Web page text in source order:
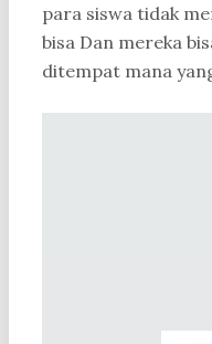
para siswa tidak
bisa Dan mereka
ditempat mana